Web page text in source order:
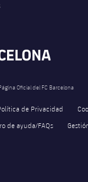
Oficial del FC Barcelona
de Privacidad
de ayuda/FAQs